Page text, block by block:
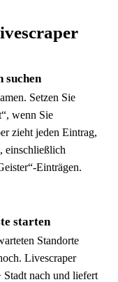
suchen
Setzen Sie
wenn Sie
zieht jeden Eintrag,
einschließlich
Einträgen.
starten
Standorte
Livescraper
Stadt nach und liefert